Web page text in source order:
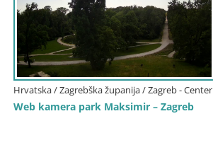
Hrvatska / Zagrebška županija / Zagreb - Center
Web kamera park Maksimir – Zagreb